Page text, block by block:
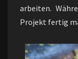
arbeiten.
Projekt fertig